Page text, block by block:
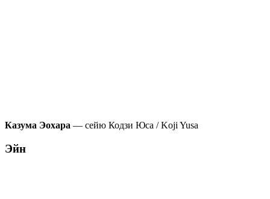
Казума Эохара — сейю Кодзи Юса / Koji Yusa
Эйн